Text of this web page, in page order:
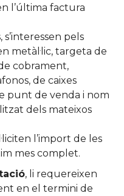
l’última factura
s’interessen pels
metàl·lic, targeta de
cobrament,
de caixes
punt de venda i nom
dels mateixos
l’import de les
mes complet.
, li requereixen
en el termini de